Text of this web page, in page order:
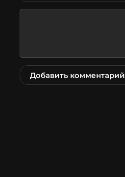
Добавить комментарий